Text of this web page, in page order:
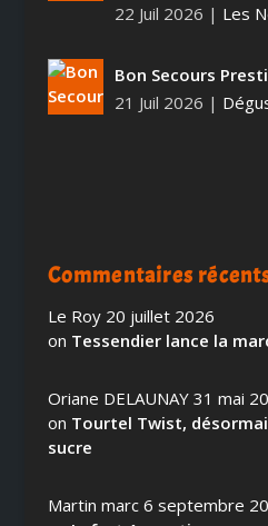
22 Juil 2026 | Les
Bon Secours
21 Juil 2026 |
Commentaires
Le Roy 20 juillet 2026
on Tessendier lance la
Oriane DELAUNAY 31 mai
on Tourtel Twist,
sucre
Martin marc 6 septembre